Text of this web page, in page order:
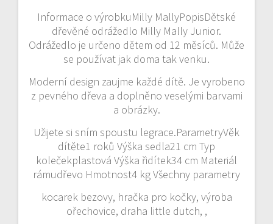
Informace o výrobkuMilly MallyPopisDětské
dřevěné odrážedlo Milly Mally Junior.
Odrážedlo je určeno dětem od 12 měsíců. Může
se používat jak doma tak venku.
Moderní design zaujme každé dítě. Je vyrobeno
z pevného dřeva a doplněno veselými barvami
a obrázky.
Užijete si sním spoustu legrace.ParametryVěk
dítěte1 roků Výška sedla21 cm Typ
kolečekplastová Výška řidítek34 cm Materiál
rámudřevo Hmotnost4 kg Všechny parametry
kocarek bezovy, hračka pro kočky, výroba
ořechovice, draha little dutch, ,